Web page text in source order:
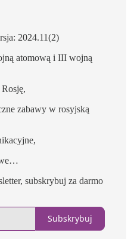
2024.11(2)
atomową i III wojną
zabawy w rosyjską
subskrybuj za darmo
Subskrybuj